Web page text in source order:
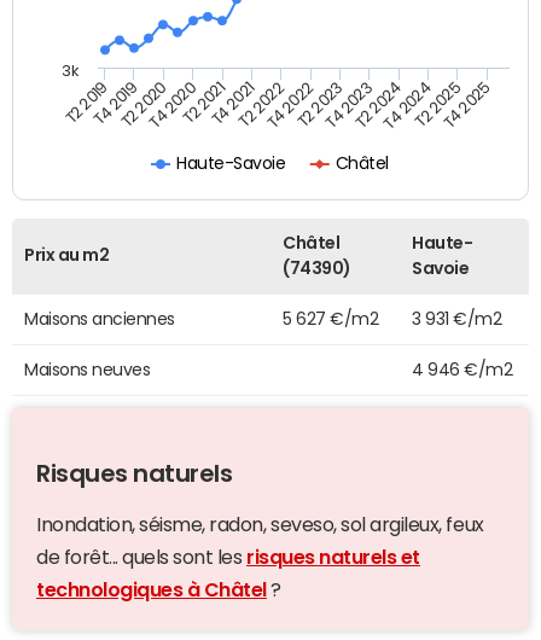
Haute-Savoie Châtel
T2 2019T4 2019T2 2020T4 2020T2 2021T4 2021T2 2022T4 2022T2 2023T4 2023T2 2024T4 2024T2 2025T4 2025
3k
Prix au m2
Châtel
(74390)
Haute-
Savoie
Maisons anciennes 5 627 €/m2 3 931 €/m2
Maisons neuves 4 946 €/m2
Risques naturels
Inondation, séisme, radon, seveso, sol argileux, feux
de forêt... quels sont les risques naturels et
technologiques à Châtel ?